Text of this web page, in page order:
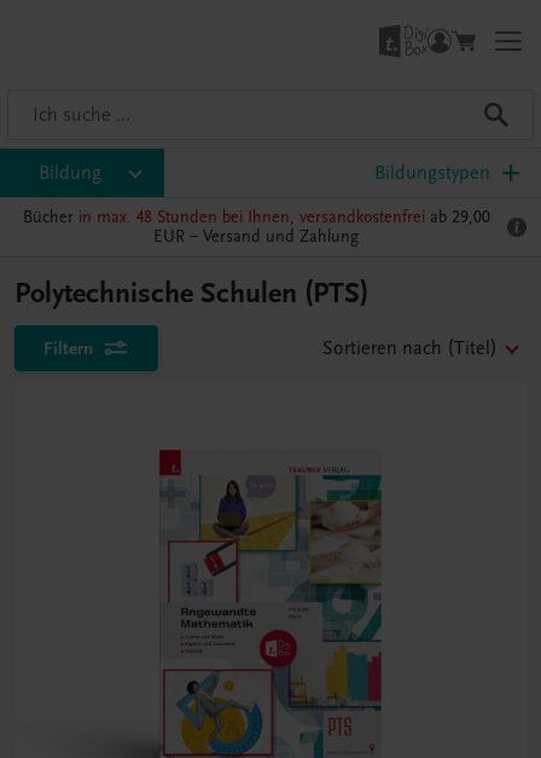
Bildung Bildungstypen
Bücher in max. 48 Stunden bei Ihnen, versandkostenfrei ab 29,00
EUR – Versand und Zahlung
Polytechnische Schulen (PTS)
Filtern Sortieren nach (Titel)